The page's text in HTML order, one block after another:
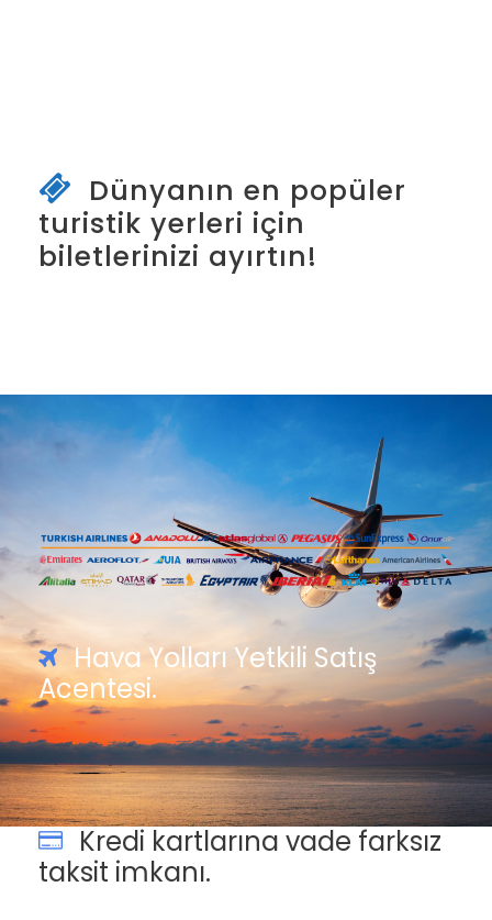
Dünyanın en popüler
turistik yerleri için
biletlerinizi ayırtın!
Hava Yolları Yetkili Satış
Acentesi.
Kredi kartlarına vade farksız
taksit imkanı.